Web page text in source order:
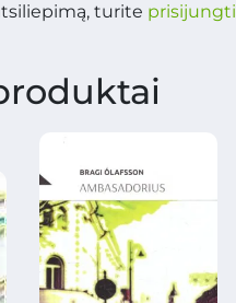
turite prisijungti